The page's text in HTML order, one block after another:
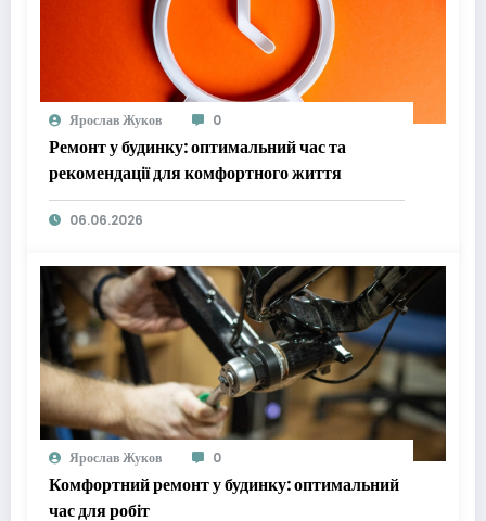
Ярослав Жуков 0
Ремонт у будинку: оптимальний час та
рекомендації для комфортного життя
06.06.2026
Ярослав Жуков 0
Комфортний ремонт у будинку: оптимальний
час для робіт